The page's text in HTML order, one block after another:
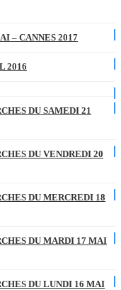
– CANNES 2017
2016
DU SAMEDI 21
DU VENDREDI 20
DU MERCREDI 18
DU MARDI 17 MAI
DU LUNDI 16 MAI